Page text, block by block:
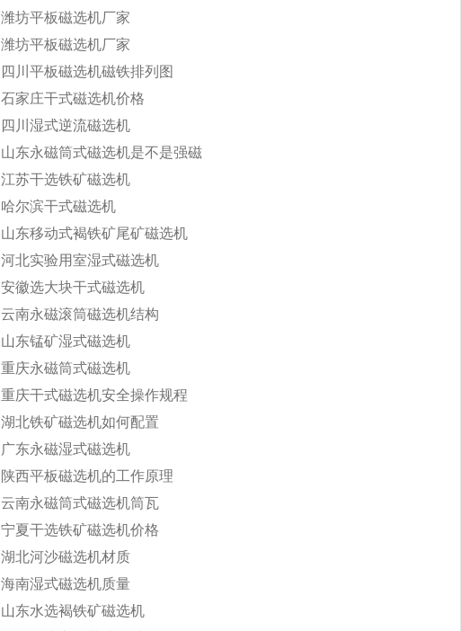
潍坊平板磁选机厂家
潍坊平板磁选机厂家
四川平板磁选机磁铁排列图
石家庄干式磁选机价格
四川湿式逆流磁选机
山东永磁筒式磁选机是不是强磁
江苏干选铁矿磁选机
哈尔滨干式磁选机
山东移动式褐铁矿尾矿磁选机
河北实验用室湿式磁选机
安徽选大块干式磁选机
云南永磁滚筒磁选机结构
山东锰矿湿式磁选机
重庆永磁筒式磁选机
重庆干式磁选机安全操作规程
湖北铁矿磁选机如何配置
广东永磁湿式磁选机
陕西平板磁选机的工作原理
云南永磁筒式磁选机筒瓦
宁夏干选铁矿磁选机价格
湖北河沙磁选机材质
海南湿式磁选机质量
山东水选褐铁矿磁选机